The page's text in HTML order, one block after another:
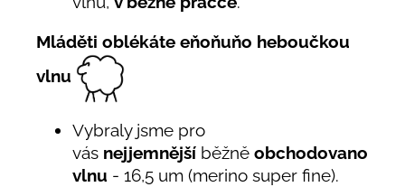
Mláděti oblékáte eňoňuňo heboučkou
vlnu
Vybraly jsme pro
vás nejjemnější běžně obchodovanou
vlnu - 16,5 um (merino super fine).